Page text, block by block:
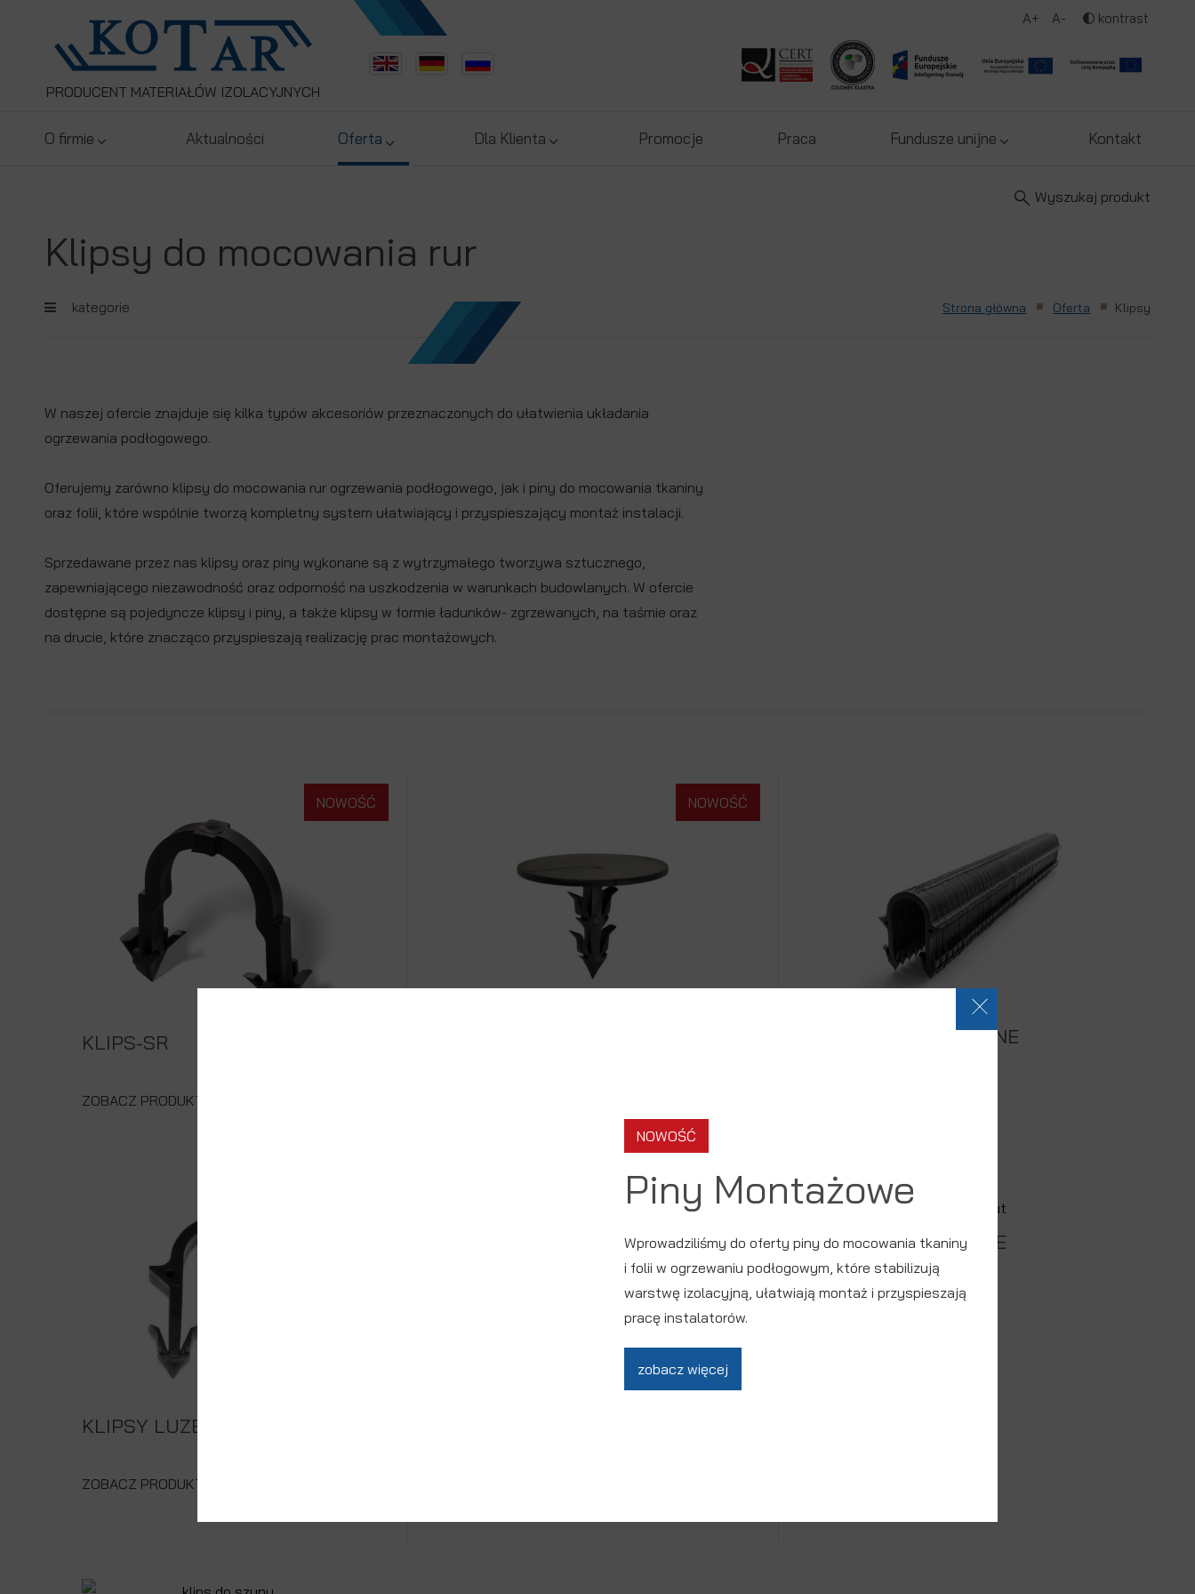
PRODUCENT MATERIAŁÓW IZOLACYJNYCH
A+ A- kontrast
O firmie Aktualności Oferta Dla Klienta Promocje Praca Fundusze unijne Kontakt
Klipsy do mocowania rur
Strona główna ■ Oferta ■ Klipsy
kategorie
Wyszukaj produkt
W naszej ofercie znajduje się kilka typów akcesoriów przeznaczonych do ułatwienia układania
ogrzewania podłogowego.
Oferujemy zarówno klipsy do mocowania rur ogrzewania podłogowego, jak i piny do mocowania tkaniny
oraz folii, które wspólnie tworzą kompletny system ułatwiający i przyspieszający montaż instalacji.
Sprzedawane przez nas klipsy oraz piny wykonane są z wytrzymałego tworzywa sztucznego,
zapewniającego niezawodność oraz odporność na uszkodzenia w warunkach budowlanych. W ofercie
dostępne są pojedyncze klipsy i piny, a także klipsy w formie ładunków- zgrzewanych, na taśmie oraz
na drucie, które znacząco przyspieszają realizację prac montażowych.
NOWOŚĆ
KLIPS-SR
ZOBACZ PRODUKT
NOWOŚĆ
KLIPSY ZGRZEWANE
KLIPSY LUZEM
ZOBACZ PRODUKT
KLIPSY NA TAŚMIE KLIPSY NA DRUCIE
NOWOŚĆ
Piny Montażowe
Wprowadziliśmy do oferty piny do mocowania tkaniny
i folii w ogrzewaniu podłogowym, które stabilizują
warstwę izolacyjną, ułatwiają montaż i przyspieszają
pracę instalatorów.
zobacz więcej